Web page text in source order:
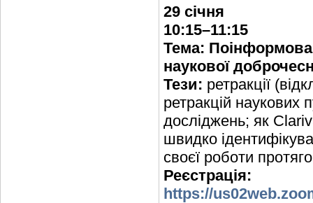
29 січня
10:15–11:15
Тема:
наукової
Тези: ретракції
ретракцій наукових
досліджень; як
швидко
своєї роботи
Реєстрація:
https://